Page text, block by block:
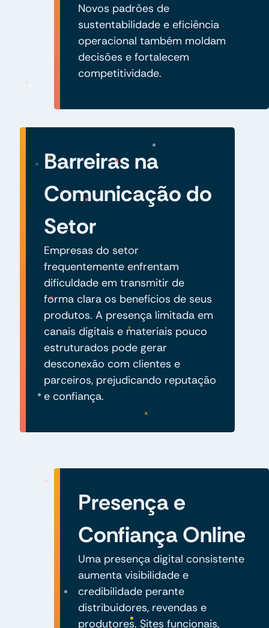
Novos padrões de
sustentabilidade e eficiência
operacional também moldam
decisões e fortalecem
competitividade.
Barreiras na
Comunicação do
Setor
Empresas do setor
frequentemente enfrentam
dificuldade em transmitir de
forma clara os benefícios de seus
produtos. A presença limitada em
canais digitais e materiais pouco
estruturados pode gerar
desconexão com clientes e
parceiros, prejudicando reputação
e confiança.
Presença e
Confiança Online
Uma presença digital consistente
aumenta visibilidade e
credibilidade perante
distribuidores, revendas e
produtores. Sites funcionais,